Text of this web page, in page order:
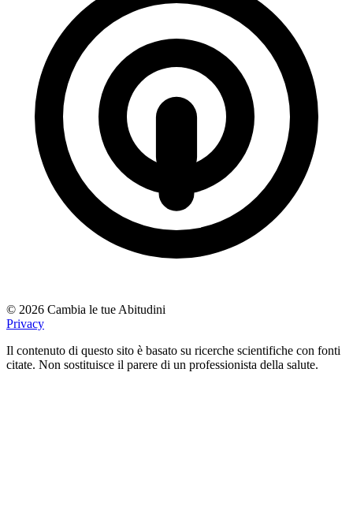
© 2026 Cambia le tue Abitudini
Privacy
Il contenuto di questo sito è basato su ricerche scientifiche con fonti
citate. Non sostituisce il parere di un professionista della salute.